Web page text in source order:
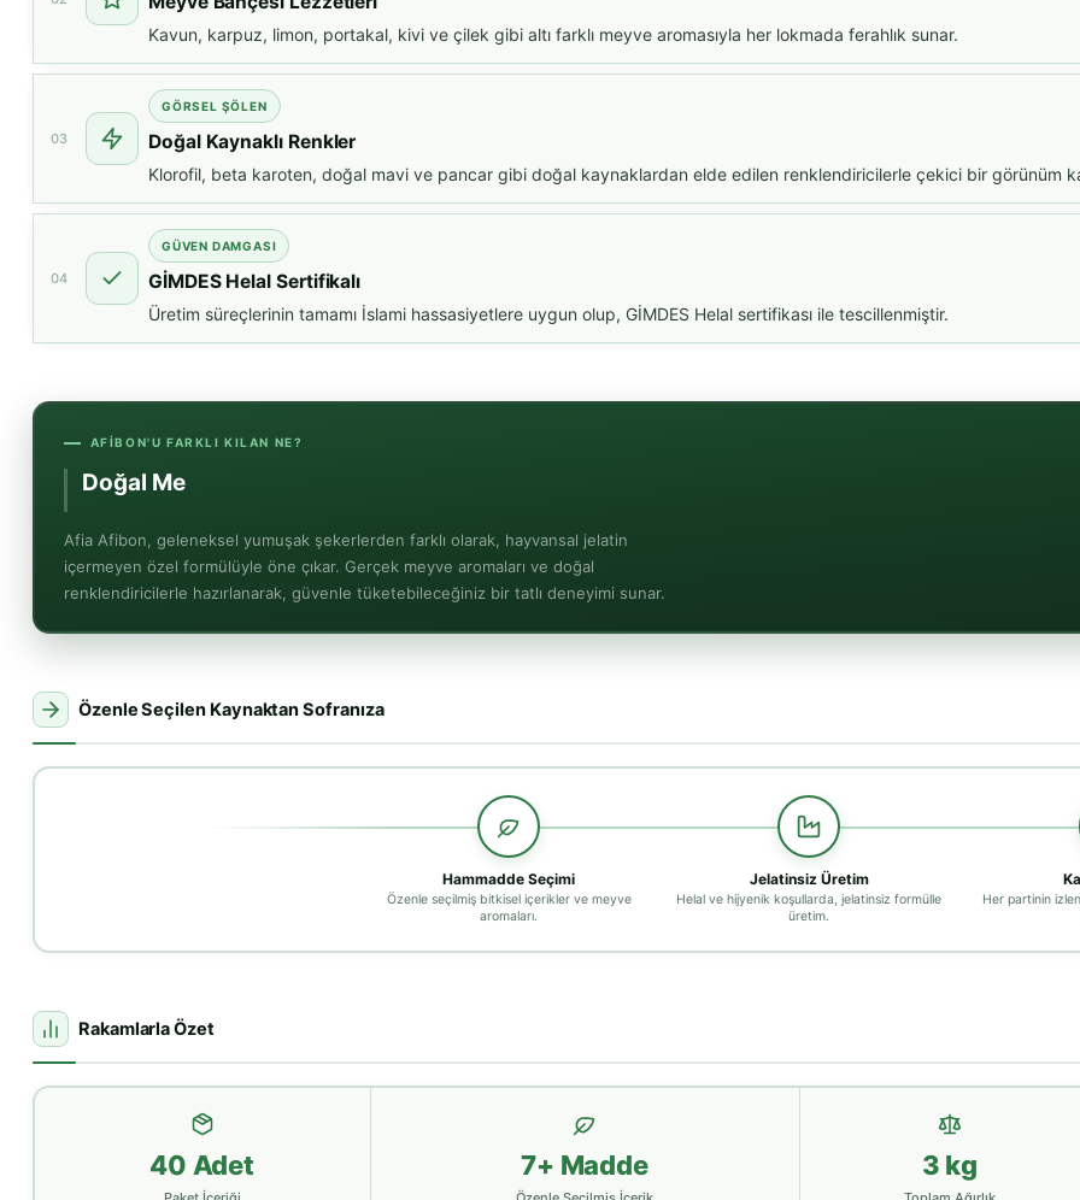
Kavun, karpuz, limon, portakal, kivi ve çilek gibi altı farklı meyve aromasıyla her lokmada ferahlık sunar.
03
GÖRSEL ŞÖLEN
Doğal Kaynaklı Renkler
Klorofil, beta karoten, doğal mavi ve pancar gibi doğal kaynaklardan elde edilen renklendiricilerle çekici bir görünüm
04
GÜVEN DAMGASI
GİMDES Helal Sertifikalı
Üretim süreçlerinin tamamı İslami hassasiyetlere uygun olup, GİMDES Helal sertifikası ile tescillenmiştir.
AFIBON'U FARKLI KILAN NE?
Doğal Meyve Aromaları
Afia Afibon, geleneksel yumuşak şekerlerden farklı olarak, hayvansal jelatin
içermeyen özel formülüyle öne çıkar. Gerçek meyve aromaları ve doğal
renklendiricilerle hazırlanarak, güvenle tüketebileceğiniz bir tatlı deneyimi sunar.
Özenle Seçilen Kaynaktan Sofranıza
Hammadde Seçimi
Özenle seçilmiş bitkisel içerikler ve meyve
aromaları.
Jelatinsiz Üretim
Helal ve hijyenik koşullarda, jelatinsiz formülle
üretim.
Her partinin
Rakamlarla Özet
40 Adet 7+ Madde 3 kg